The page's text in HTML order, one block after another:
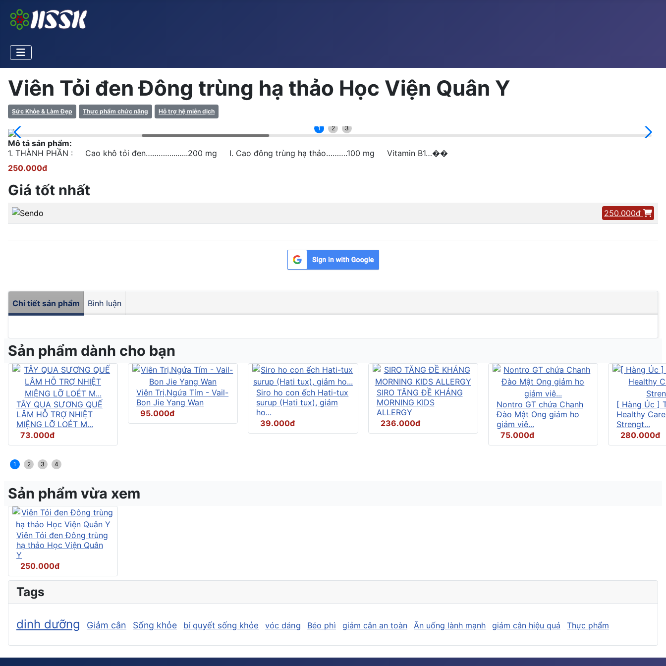
Viên Tỏi đen Đông trùng hạ thảo Học Viện Quân Y
Sức Khỏe & Làm Đẹp Thực phẩm chức năng Hỗ trợ hệ miễn dịch
1 2 3
Mô tả sản phẩm:
1. THÀNH PHẦN : Cao khô tỏi đen…………...…..200 mg I. Cao đông trùng hạ thảo……….100 mg Vitamin B1…��
250.000đ
Giá tốt nhất
250.000đ
Chi tiết sản phẩm Bình luận
Sản phẩm dành cho bạn
TÂY QUA SƯƠNG QUẾ
LÂM HỖ TRỢ NHIỆT
MIỆNG LỠ LOÉT M...
73.000đ
Viên Trị.Ngứa Tím - Vail-
Bon Jie Yang Wan
95.000đ
Siro ho con ếch Hati-tux
surup (Hati tux), giảm
ho...
39.000đ
SIRO TĂNG ĐỀ KHÁNG
MORNING KIDS
ALLERGY
236.000đ
Nontro GT chứa Chanh
Đào Mật Ong giảm ho
giảm viê...
75.000đ
[ Hàng Úc ]
Healthy
Strengt...
280.000đ
1 2 3 4
Sản phẩm vừa xem
Viên Tỏi đen Đông trùng
hạ thảo Học Viện Quân
Y
250.000đ
Tags
dinh dưỡng Giảm cân Sống khỏe bí quyết sống khỏe vóc dáng Béo phì giảm cân an toàn Ăn uống lành mạnh giảm cân hiệu quả Thực phẩm